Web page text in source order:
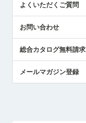
社長ブログ
よくいただくご質問
お問い合わせ
総合カタログ無料請求
メールマガジン登録